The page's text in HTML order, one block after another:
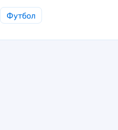
Футбол